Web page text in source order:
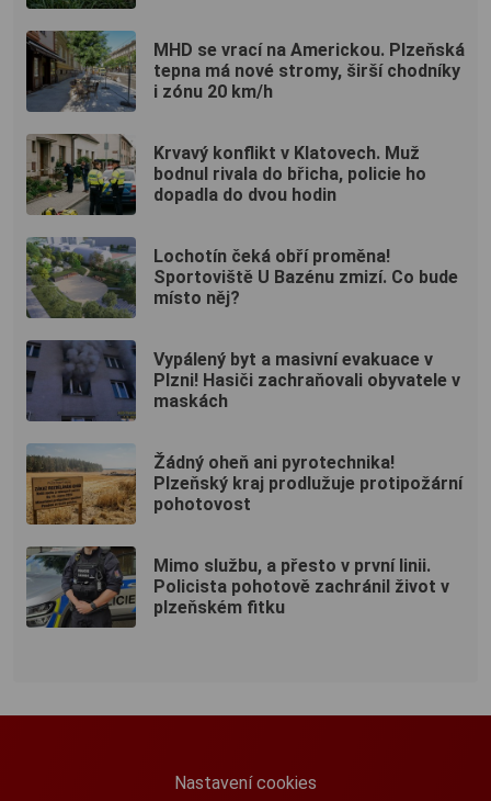
MHD se vrací na Americkou. Plzeňská
tepna má nové stromy, širší chodníky
i zónu 20 km/h
Krvavý konflikt v Klatovech. Muž
bodnul rivala do břicha, policie ho
dopadla do dvou hodin
Lochotín čeká obří proměna!
Sportoviště U Bazénu zmizí. Co bude
místo něj?
Vypálený byt a masivní evakuace v
Plzni! Hasiči zachraňovali obyvatele v
maskách
Žádný oheň ani pyrotechnika!
Plzeňský kraj prodlužuje protipožární
pohotovost
Mimo službu, a přesto v první linii.
Policista pohotově zachránil život v
plzeňském fitku
Nastavení cookies